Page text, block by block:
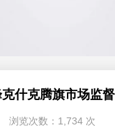
什克腾旗市场监
浏览次数：1,734 次